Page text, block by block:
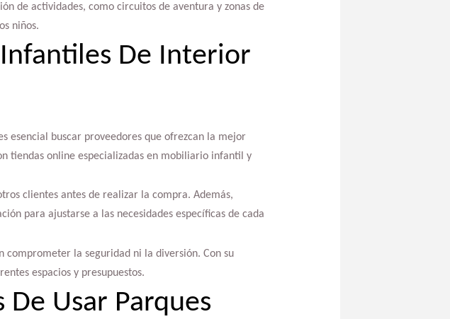
de actividades, como circuitos de aventura y zonas de
niños.
De Interior
esencial buscar proveedores que ofrezcan la mejor
tiendas online especializadas en mobiliario infantil y
clientes antes de realizar la compra. Además,
para ajustarse a las necesidades específicas de cada
comprometer la seguridad ni la diversión. Con su
espacios y presupuestos.
De Usar Parques